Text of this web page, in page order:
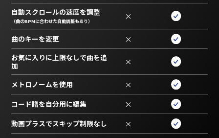
自動スクロールの速度を調整
（曲のBPMに合わせた自動調整もあり） ×
曲のキーを変更 ×
お気に入りに上限なしで曲を追
加
×
メトロノームを使用 ×
コード譜を自分用に編集 ×
動画プラスでスキップ制限なし ×